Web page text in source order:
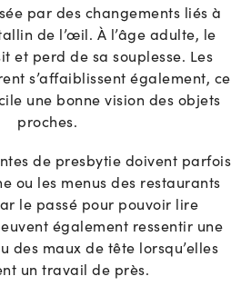
par des changements liés à
de l’œil. À l’âge adulte, le
et perd de sa souplesse. Les
s’affaiblissent également, ce
une bonne vision des objets
proches.
de presbytie doivent parfois
ou les menus des restaurants
le passé pour pouvoir lire
également ressentir une
des maux de tête lorsqu’elles
un travail de près.